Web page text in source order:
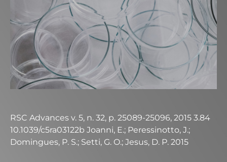
RSC Advances v. 5, n. 32, p. 25089-25096, 2015 3.84
10.1039/c5ra03122b Joanni, E.; Peressinotto, J.;
Domingues, P. S.; Setti, G. O.; Jesus, D. P. 2015